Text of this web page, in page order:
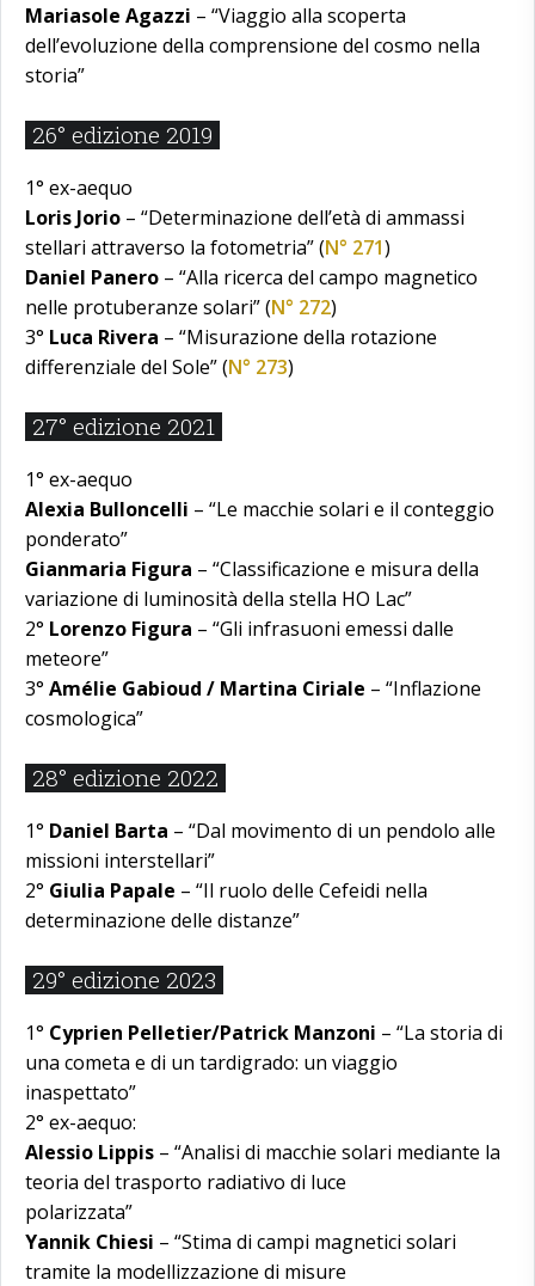
Mariasole Agazzi – “Viaggio alla scoperta
dell’evoluzione della comprensione del cosmo nella
storia”
26° edizione 2019
1° ex-aequo
Loris Jorio – “Determinazione dell’età di ammassi
stellari attraverso la fotometria” (N° 271)
Daniel Panero – “Alla ricerca del campo magnetico
nelle protuberanze solari” (N° 272)
3° Luca Rivera – “Misurazione della rotazione
differenziale del Sole” (N° 273)
27° edizione 2021
1° ex-aequo
Alexia Bulloncelli – “Le macchie solari e il conteggio
ponderato”
Gianmaria Figura – “Classificazione e misura della
variazione di luminosità della stella HO Lac”
2° Lorenzo Figura – “Gli infrasuoni emessi dalle
meteore”
3° Amélie Gabioud / Martina Ciriale – “Inflazione
cosmologica”
28° edizione 2022
1° Daniel Barta – “Dal movimento di un pendolo alle
missioni interstellari”
2° Giulia Papale – “Il ruolo delle Cefeidi nella
determinazione delle distanze”
29° edizione 2023
1° Cyprien Pelletier/Patrick Manzoni – “La storia di
una cometa e di un tardigrado: un viaggio
inaspettato”
2° ex-aequo:
Alessio Lippis – “Analisi di macchie solari mediante la
teoria del trasporto radiativo di luce
polarizzata”
Yannik Chiesi – “Stima di campi magnetici solari
tramite la modellizzazione di misure